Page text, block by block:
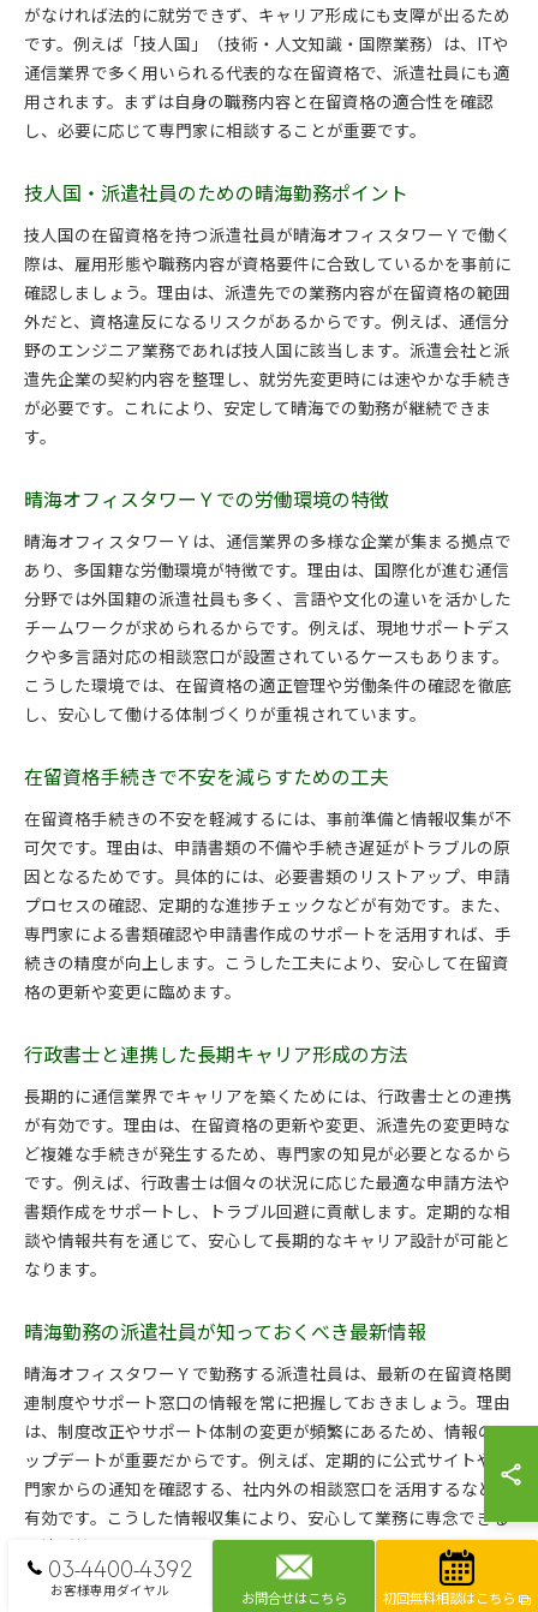
がなければ法的に就労できず、キャリア形成にも支障が出るため
です。例えば「技人国」（技術・人文知識・国際業務）は、ITや
通信業界で多く用いられる代表的な在留資格で、派遣社員にも適
用されます。まずは自身の職務内容と在留資格の適合性を確認
し、必要に応じて専門家に相談することが重要です。
技人国・派遣社員のための晴海勤務ポイント
技人国の在留資格を持つ派遣社員が晴海オフィスタワーＹで働く
際は、雇用形態や職務内容が資格要件に合致しているかを事前に
確認しましょう。理由は、派遣先での業務内容が在留資格の範囲
外だと、資格違反になるリスクがあるからです。例えば、通信分
野のエンジニア業務であれば技人国に該当します。派遣会社と派
遣先企業の契約内容を整理し、就労先変更時には速やかな手続き
が必要です。これにより、安定して晴海での勤務が継続できま
す。
晴海オフィスタワーＹでの労働環境の特徴
晴海オフィスタワーＹは、通信業界の多様な企業が集まる拠点で
あり、多国籍な労働環境が特徴です。理由は、国際化が進む通信
分野では外国籍の派遣社員も多く、言語や文化の違いを活かした
チームワークが求められるからです。例えば、現地サポートデス
クや多言語対応の相談窓口が設置されているケースもあります。
こうした環境では、在留資格の適正管理や労働条件の確認を徹底
し、安心して働ける体制づくりが重視されています。
在留資格手続きで不安を減らすための工夫
在留資格手続きの不安を軽減するには、事前準備と情報収集が不
可欠です。理由は、申請書類の不備や手続き遅延がトラブルの原
因となるためです。具体的には、必要書類のリストアップ、申請
プロセスの確認、定期的な進捗チェックなどが有効です。また、
専門家による書類確認や申請書作成のサポートを活用すれば、手
続きの精度が向上します。こうした工夫により、安心して在留資
格の更新や変更に臨めます。
行政書士と連携した長期キャリア形成の方法
長期的に通信業界でキャリアを築くためには、行政書士との連携
が有効です。理由は、在留資格の更新や変更、派遣先の変更時な
ど複雑な手続きが発生するため、専門家の知見が必要となるから
です。例えば、行政書士は個々の状況に応じた最適な申請方法や
書類作成をサポートし、トラブル回避に貢献します。定期的な相
談や情報共有を通じて、安心して長期的なキャリア設計が可能と
なります。
晴海勤務の派遣社員が知っておくべき最新情報
晴海オフィスタワーＹで勤務する派遣社員は、最新の在留資格関
連制度やサポート窓口の情報を常に把握しておきましょう。理由
は、制度改正やサポート体制の変更が頻繁にあるため、情報のア
ップデートが重要だからです。例えば、定期的に公式サイトや専
門家からの通知を確認する、社内外の相談窓口を活用するなどが
有効です。こうした情報収集により、安心して業務に専念できる
環境が整います。
03-4400-4392
お客様専用ダイヤル お問合せはこちら 初回無料相談はこちら